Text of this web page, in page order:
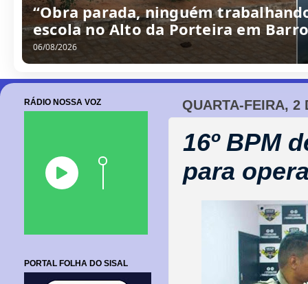
“Obra parada, ninguém
escola no Alto da Porteira em
06/08/2026
QUARTA-FEIRA, 2
16º BPM
para
RÁDIO NOSSA VOZ
PORTAL FOLHA DO SISAL